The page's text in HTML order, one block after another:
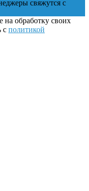
свяжутся с
на обработку своих
с политикой